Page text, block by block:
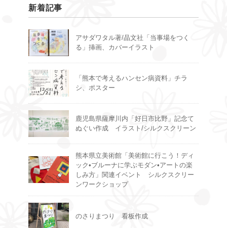
新着記事
アサダワタル著/晶文社「当事場をつく
る」挿画、カバーイラスト
「熊本で考えるハンセン病資料」チラ
シ、ポスター
鹿児島県薩摩川内「好日市比野」記念て
ぬぐい作成 イラスト/シルクスクリーン
熊本県立美術館「美術館に行こう！ディ
ック•ブルーナに学ぶモダン•アートの楽
しみ方」関連イベント シルクスクリー
ンワークショップ
のさりまつり 看板作成